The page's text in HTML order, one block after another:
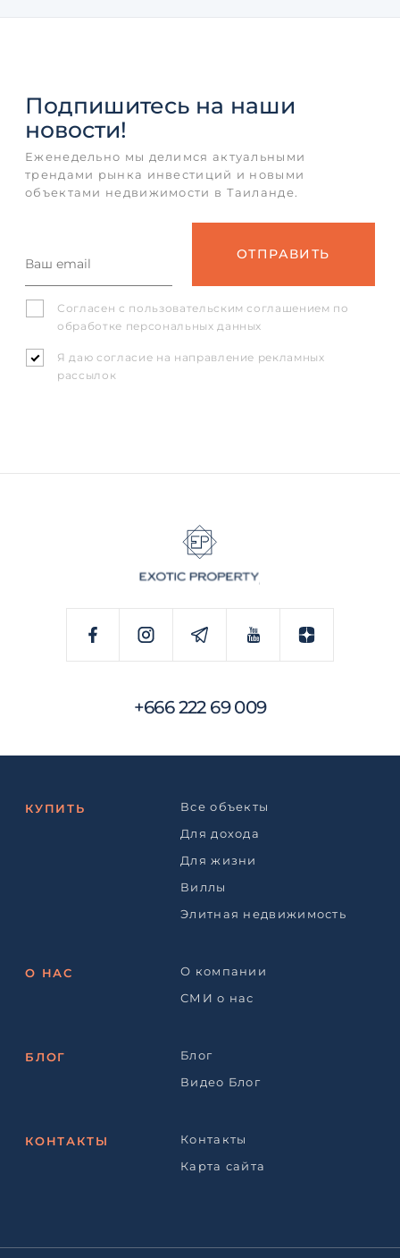
Подпишитесь на наши
новости!
Еженедельно мы делимся актуальными
трендами рынка инвестиций и новыми
объектами недвижимости в Таиланде.
Согласен с пользовательским соглашением по
обработке персональных данных
Я даю согласие на направление рекламных
рассылок
+666 222 69 009
КУПИТЬ
Все объекты
Для дохода
Для жизни
Виллы
Элитная недвижимость
О НАС
О компании
СМИ о нас
БЛОГ
Блог
Видео Блог
КОНТАКТЫ
Контакты
Карта сайта